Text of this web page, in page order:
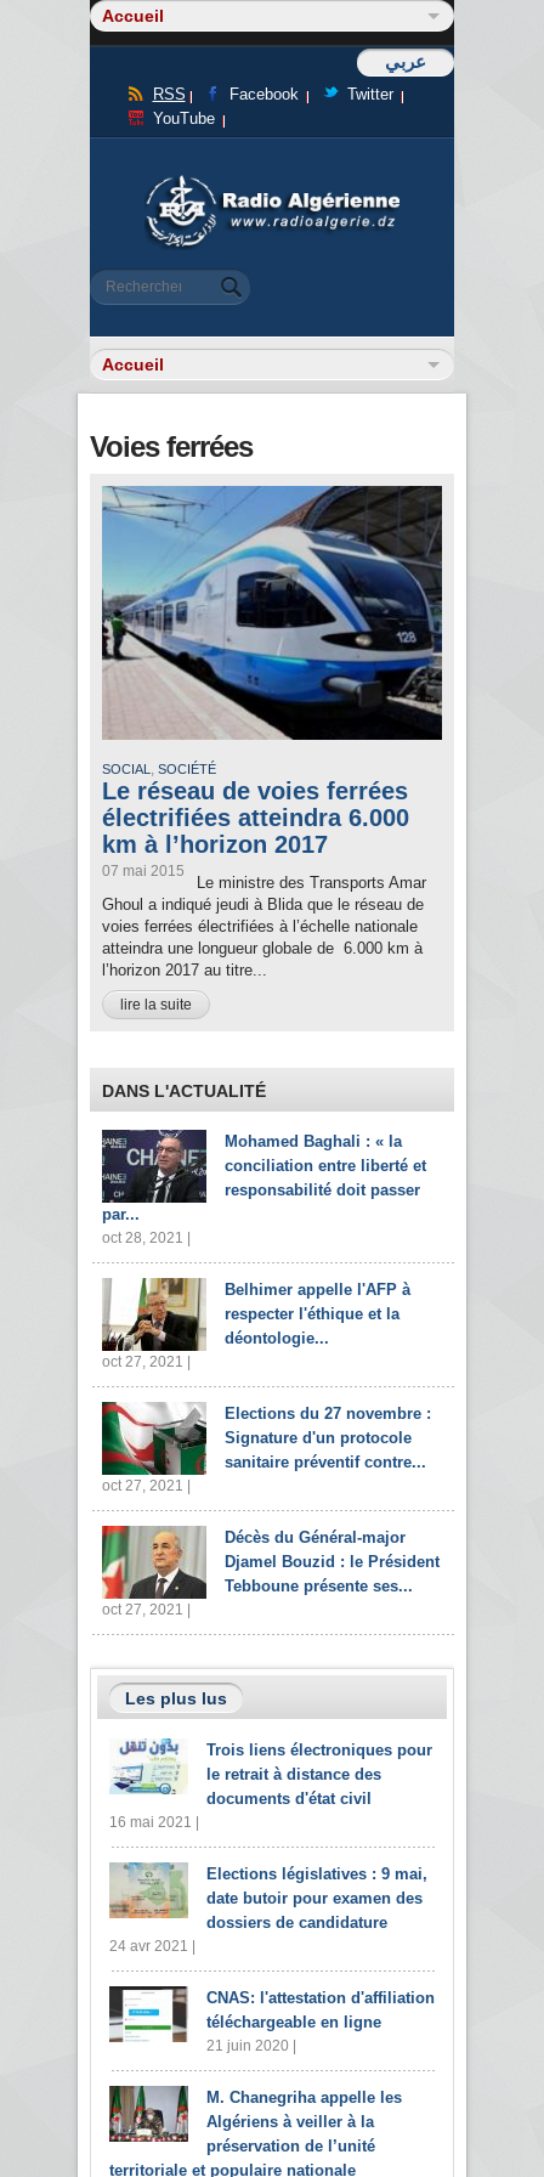
عربي
RSS Facebook
Twitter
YouTube
Formulaire de recherche
Rechercher
Voies ferrées
SOCIAL , SOCIÉTÉ
Le réseau de voies ferrées
électrifiées atteindra 6.000
km à l’horizon 2017
07 mai 2015
Le ministre des Transports Amar
Ghoul a indiqué jeudi à Blida que le réseau de
voies ferrées électrifiées à l’échelle nationale
atteindra une longueur globale de 6.000 km à
l’horizon 2017 au titre...
lire la suite
DANS L'ACTUALITÉ
Mohamed Baghali : « la
conciliation entre liberté et
responsabilité doit passer
par...
oct 28, 2021 |
Belhimer appelle l'AFP à
respecter l'éthique et la
déontologie...
oct 27, 2021 |
Elections du 27 novembre :
Signature d'un protocole
sanitaire préventif contre...
oct 27, 2021 |
Décès du Général-major
Djamel Bouzid : le Président
Tebboune présente ses...
oct 27, 2021 |
Les plus lus
Trois liens électroniques pour
le retrait à distance des
documents d'état civil
16 mai 2021 |
Elections législatives : 9 mai,
date butoir pour examen des
dossiers de candidature
24 avr 2021 |
CNAS: l'attestation d'affiliation
téléchargeable en ligne
21 juin 2020 |
M. Chanegriha appelle les
Algériens à veiller à la
préservation de l’unité
territoriale et populaire nationale